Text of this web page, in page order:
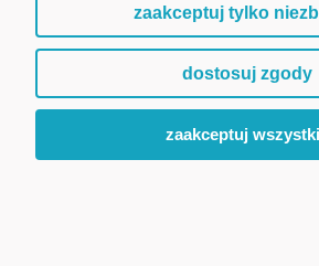
ZOBACZ WIĘCEJ
zaakceptuj tylko
dostosuj zgody
zaakceptuj